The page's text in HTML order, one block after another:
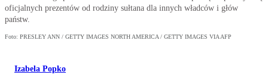
oficjalnych prezentów od rodziny sułtana dla innych władców i głów
państw.
Foto: PRESLEY ANN / GETTY IMAGES NORTH AMERICA / GETTY IMAGES VIA AFP
Izabela Popko